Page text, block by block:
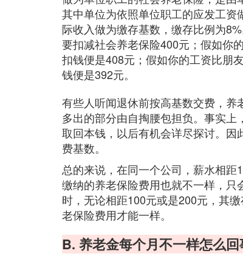
其中单位为依照单位职工的应发工
际收入做为缴存基数，缴存比例为
要扣减社会养老保险400元；假如你
扣钱便是408元；假如你的工资比朋
钱便是392元。
有些人听闻退休前按高基数交费，养
多出的部分由自掏腰包担负。事实
取回本钱，以后有机会详尽探讨。
费基数。
总的来说，在同一个公司，薪水相
缴纳的养老保险费用也就不一样，
时，无论相距100元或是200元，其
老保险费用才能一样。
B. 养老金每个月不一样怎么回